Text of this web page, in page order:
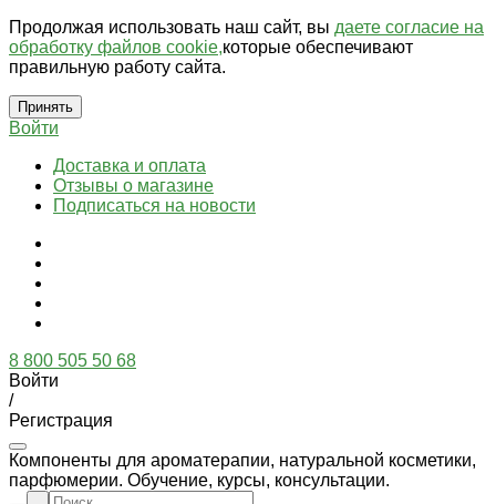
Продолжая использовать наш сайт, вы даете согласие на
обработку файлов cookie,которые обеспечивают
правильную работу сайта.
Принять
Войти
Доставка и оплата
Отзывы о магазине
Подписаться на новости
8 800 505 50 68
Войти
/
Регистрация
Компоненты для ароматерапии, натуральной косметики,
парфюмерии. Обучение, курсы, консультации.